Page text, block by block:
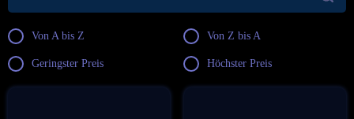
Von A bis Z Von Z bis A
Geringster Preis Höchster Preis